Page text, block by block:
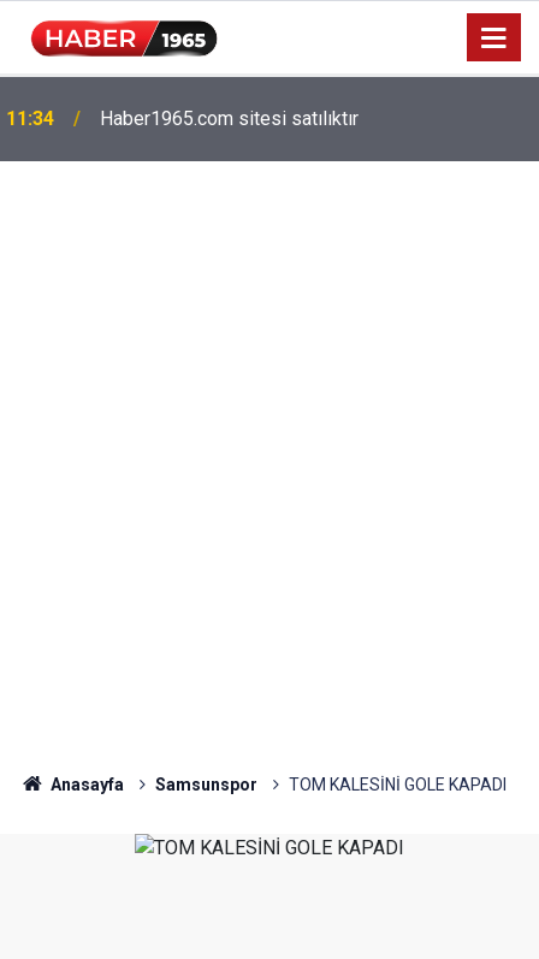
15:52
hesaplarda
Anasayfa Samsunspor TOM KALESİNİ GOLE KAPADI